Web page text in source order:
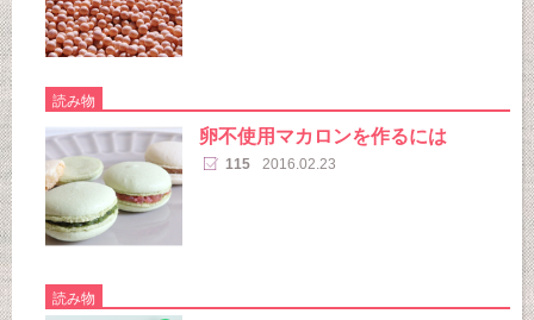
読み物
卵不使用マカロンを作るには
115 2016.02.23
読み物